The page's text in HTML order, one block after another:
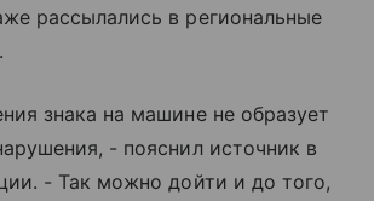
рассылались в региональные
знака на машине не образует
- пояснил источник в
- Так можно дойти и до того,